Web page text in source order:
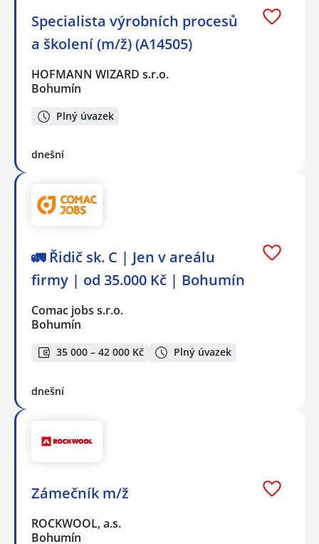
Specialista výrobních procesů
a školení (m/ž) (A14505)
HOFMANN WIZARD s.r.o.
Bohumín
Plný úvazek
dnešní
🚛 Řidič sk. C | Jen v areálu
firmy | od 35.000 Kč | Bohumín
Comac jobs s.r.o.
Bohumín
35 000 – 42 000 Kč Plný úvazek
dnešní
Zámečník m/ž
ROCKWOOL, a.s.
Bohumín